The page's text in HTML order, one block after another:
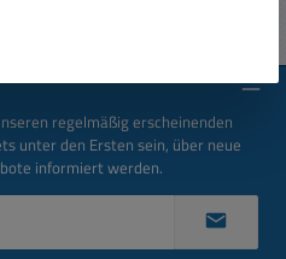
regelmäßig erscheinenden
unter den Ersten sein, über neue
informiert werden.